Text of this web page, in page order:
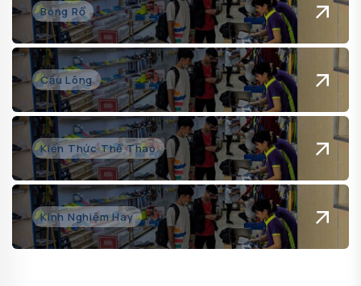
Bóng Rổ
Cầu Lông
Kiến Thức Thể Thao
Kinh Nghiệm Hay